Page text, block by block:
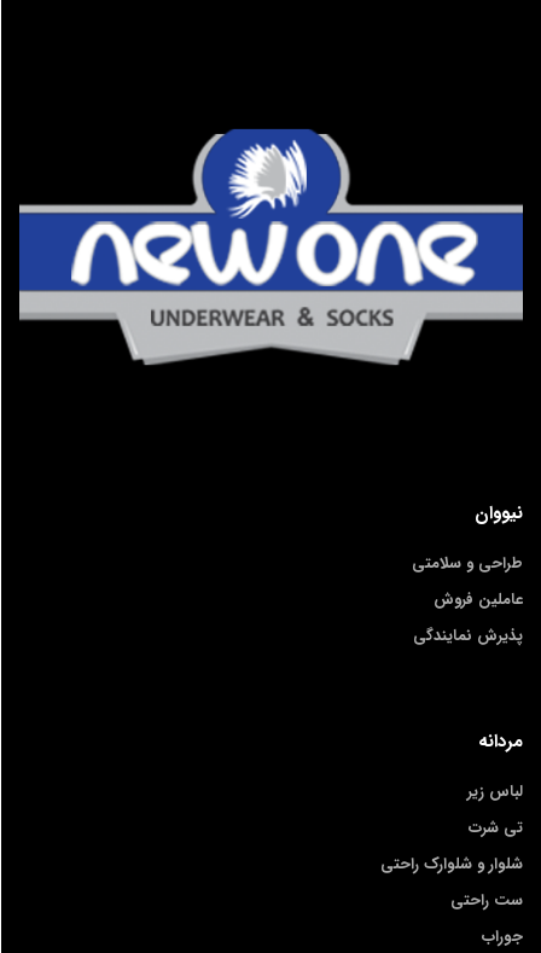
نیووان
طراحی و سلامتی
عاملین فروش
پذیرش نمایندگی
مردانه
لباس زیر
تی شرت
شلوار و شلوارک راحتی
ست راحتی
جوراب